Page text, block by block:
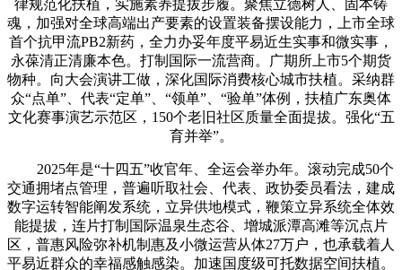
律规范化扶植，实施素养提拔步履。聚焦立德树人、固本铸
魂，加强对全球高端出产要素的设置装备摆设能力，上市全球
首个抗甲流PB2新药，全力办妥年度平易近生实事和微实事，
永葆清正清廉本色。打制国际一流营商。广期所上市5个期货
物种。向大会演讲工做，深化国际消费核心城市扶植。采纳群
众“点单”、代表“定单”、“领单”、“验单”体例，扶植广东奥体
文化赛事演艺示范区，150个老旧社区质量全面提拔。强化“五
育并举”。
2025年是“十四五”收官年、全运会举办年。滚动完成50个
交通拥堵点管理，普遍听取社会、代表、政协委员看法，建成
数字运转智能阐发系统，立异供地模式，鞭策立异系统全体效
能提拔，连片打制国际温泉生态谷、增城派潭高滩等沉点片
区，普惠风险弥补机制惠及小微运营从体27万户，也承载着人
平易近群众的幸福感触感染。加速国度级可托数据空间扶植。